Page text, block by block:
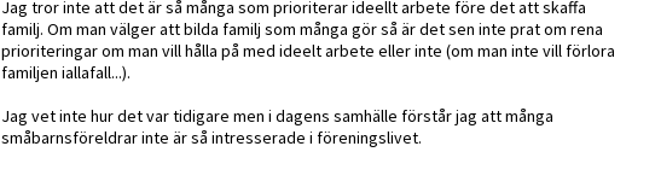
Jag tror inte att det är så många som prioriterar ideellt arbete före det att skaffa
familj. Om man välger att bilda familj som många gör så är det sen inte prat om rena
prioriteringar om man vill hålla på med ideelt arbete eller inte (om man inte vill förlora
familjen iallafall...).
Jag vet inte hur det var tidigare men i dagens samhälle förstår jag att många
småbarnsföreldrar inte är så intresserade i föreningslivet.